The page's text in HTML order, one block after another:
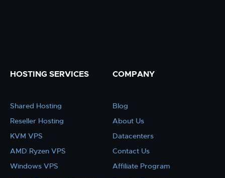
HOSTING SERVICES
Shared Hosting
Reseller Hosting
KVM VPS
AMD Ryzen VPS
Windows VPS
COMPANY
Blog
About Us
Datacenters
Contact Us
Affiliate Program